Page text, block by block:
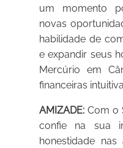
um momento
novas
habilidade de
e expandir seus
Mercúrio em
financeiras
AMIZADE: Com o
confie na sua
honestidade nas